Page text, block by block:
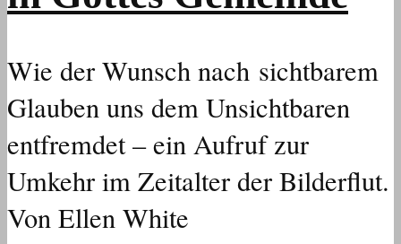
Wie der Wunsch nach sichtbarem
Glauben uns dem Unsichtbaren
entfremdet – ein Aufruf zur
Umkehr im Zeitalter der Bilderflut.
Von Ellen White